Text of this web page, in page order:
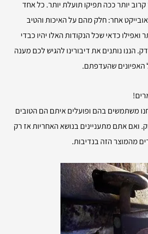
יותר ככה תפיקו תועלת יותר. כל אחד
אחר: חלק מהם על האיכות והטיב
כדאי שכל הנקודות האלו יהיו כבדי
הננו נותנים את דיבורינו להגיש לכם מענה
האפיונים שהעדפתם.
משתמשים בהם ופועלים איתם הם הטובים
ואם אתם מתעניינים בנושא האחריות אז רק
מהמוצר הזה בנדיבות.